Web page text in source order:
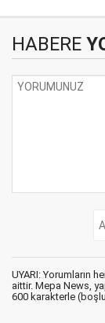
HABERE
UYARI: Yorumların
aittir. Mepa News,
600 karakterle